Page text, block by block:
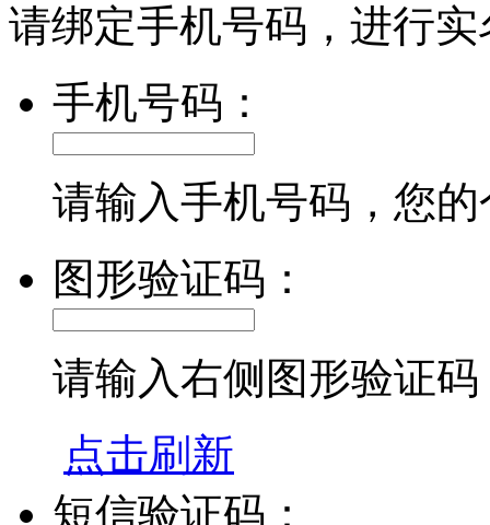
请绑定手机号码，进行
手机号码：
请输入手机号码，您
图形验证码：
请输入右侧图形验证码
点击刷新
短信验证码：